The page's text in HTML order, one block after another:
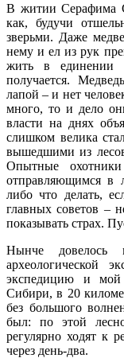
В житии Серафима
как, будучи
зверьми. Даже
нему и ел из рук
жить в единении
получается.
лапой – и нет
много, то и дело
власти на днях
слишком велика
вышедшими из
Опытные
отправляющимся в
либо что делать,
главных советов –
показывать страх.
Нынче довелось
археологической
экспедицию и
Сибири, в 20
без большого
был: по этой
регулярно ходят к
через день-два.